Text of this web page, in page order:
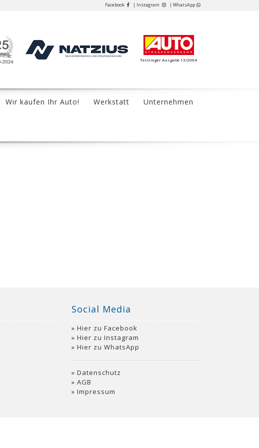
Facebook | Instagram | WhatsApp
Testsieger Ausgabe 13/2004
Wir kaufen Ihr Auto! Werkstatt Unternehmen
Social Media
Hier zu Facebook
Hier zu Instagram
Hier zu WhatsApp
Datenschutz
AGB
Impressum